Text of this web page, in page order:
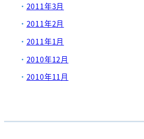
2011年3月
2011年2月
2011年1月
2010年12月
2010年11月